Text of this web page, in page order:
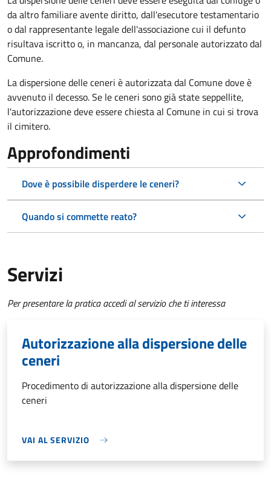
da altro familiare avente diritto, dall'esecutore testamentario
o dal rappresentante legale dell'associazione cui il defunto
risultava iscritto o, in mancanza, dal personale autorizzato dal
Comune.
La dispersione delle ceneri è autorizzata dal Comune dove è
avvenuto il decesso. Se le ceneri sono già state seppellite,
l'autorizzazione deve essere chiesta al Comune in cui si trova
il cimitero.
Approfondimenti
Dove è possibile disperdere le ceneri?
Quando si commette reato?
Servizi
Per presentare la pratica accedi al servizio che ti interessa
Autorizzazione alla dispersione delle
ceneri
Procedimento di autorizzazione alla dispersione delle
ceneri
VAI AL SERVIZIO